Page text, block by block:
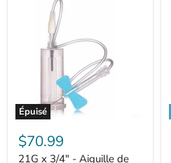
Épuisé
$70.99
21G x 3/4" - Aiguille de